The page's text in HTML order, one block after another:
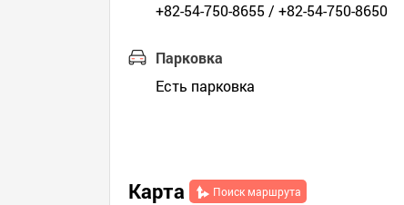
+82-54-750-8655 / +82-54-750-8650
Парковка
Есть парковка
Карта Поиск маршрута